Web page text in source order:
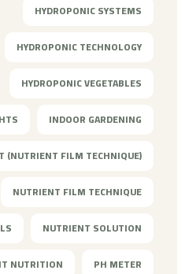
HYDROPONIC SYSTEMS
HYDROPONIC TECHNOLOGY
HYDROPONIC VEGETABLES
INDOOR GARDENING
(NUTRIENT FILM TECHNIQUE)
NUTRIENT FILM TECHNIQUE
NUTRIENT SOLUTION
PH METER
NUTRITION